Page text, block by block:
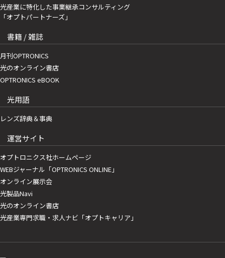
光産業に特化した事業継承コンサルティング
「オプトパートナーズ」
書籍 / 雑誌
月刊OPTRONICS
光のオンライン書店
OPTRONICS eBOOK
光用語
レンズ辞典＆事典
運営サイト
オプトロニクス社ホームページ
WEBジャーナル「OPTRONICS ONLINE」
オンライン展示会
光製品Navi
光のオンライン書店
光産業専門求職・求人ナビ「オプトキャリア」